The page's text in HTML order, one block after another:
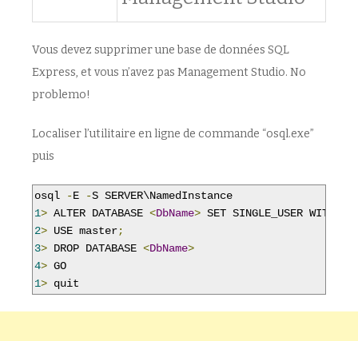
Vous devez supprimer une base de données SQL
Express, et vous n’avez pas Management Studio. No
problemo!
Localiser l’utilitaire en ligne de commande “osql.exe”
puis
osql -E -
1> ALTER DATABASE <DbName> SET SINGLE_USER WITH
2> USE master;
3> DROP DATABASE <DbName>
4>
1> quit